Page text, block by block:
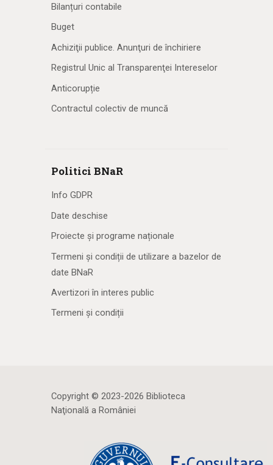
Bilanțuri contabile
Buget
Achiziţii publice. Anunţuri de închiriere
Registrul Unic al Transparenţei Intereselor
Anticorupție
Contractul colectiv de muncă
Politici BNaR
Info GDPR
Date deschise
Proiecte și programe naționale
Termeni și condiții de utilizare a bazelor de
date BNaR
Avertizori în interes public
Termeni și condiții
Copyright © 2023-2026 Biblioteca
Naţională a României